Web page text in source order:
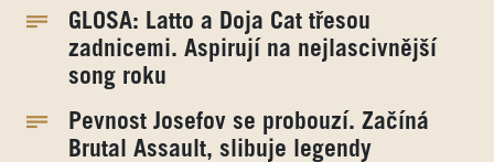
GLOSA: Latto a Doja Cat třesou
zadnicemi. Aspirují na nejlascivnější
song roku
Pevnost Josefov se probouzí. Začíná
Brutal Assault, slibuje legendy